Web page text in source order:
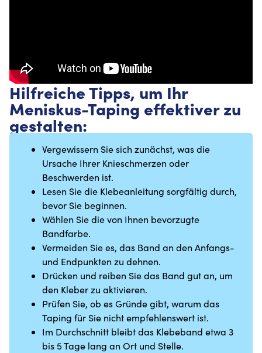
Hilfreiche Tipps, um Ihr
Meniskus-Taping effektiver zu
gestalten:
Vergewissern Sie sich zunächst, was die
Ursache Ihrer Knieschmerzen oder
Beschwerden ist.
Lesen Sie die Klebeanleitung sorgfältig durch,
bevor Sie beginnen.
Wählen Sie die von Ihnen bevorzugte
Bandfarbe.
Vermeiden Sie es, das Band an den Anfangs-
und Endpunkten zu dehnen.
Drücken und reiben Sie das Band gut an, um
den Kleber zu aktivieren.
Prüfen Sie, ob es Gründe gibt, warum das
Taping für Sie nicht empfehlenswert ist.
Im Durchschnitt bleibt das Klebeband etwa 3
bis 5 Tage lang an Ort und Stelle.